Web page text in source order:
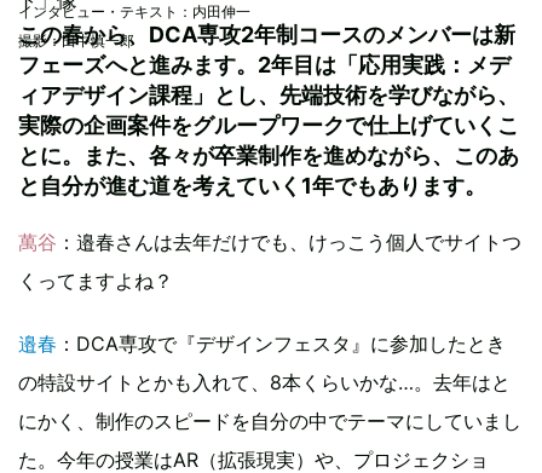
インタビュー・テキスト：内田伸一
撮影：田中慎一郎
この春から、DCA専攻2年制コースのメンバーは新
フェーズへと進みます。2年目は「応用実践：メデ
ィアデザイン課程」とし、先端技術を学びながら、
実際の企画案件をグループワークで仕上げていくこ
とに。また、各々が卒業制作を進めながら、このあ
と自分が進む道を考えていく1年でもあります。
萬谷 ：邉春さんは去年だけでも、けっこう個人でサイトつ
くってますよね？
邉春 ：DCA専攻で『デザインフェスタ』に参加したとき
の特設サイトとかも入れて、8本くらいかな…。去年はと
にかく、制作のスピードを自分の中でテーマにしていまし
た。今年の授業はAR（拡張現実）や、プロジェクショ